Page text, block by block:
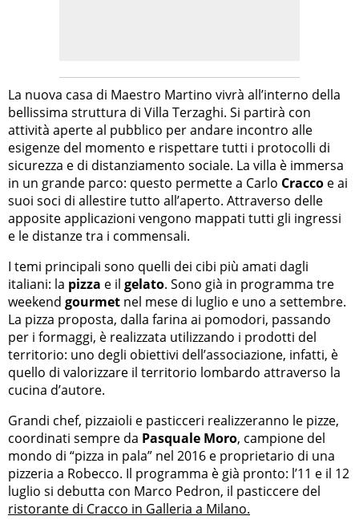
La nuova casa di Maestro Martino vivrà all’interno della
bellissima struttura di Villa Terzaghi. Si partirà con
attività aperte al pubblico per andare incontro alle
esigenze del momento e rispettare tutti i protocolli di
sicurezza e di distanziamento sociale. La villa è immersa
in un grande parco: questo permette a Carlo Cracco e ai
suoi soci di allestire tutto all’aperto. Attraverso delle
apposite applicazioni vengono mappati tutti gli ingressi
e le distanze tra i commensali.
I temi principali sono quelli dei cibi più amati dagli
italiani: la pizza e il gelato. Sono già in programma tre
weekend gourmet nel mese di luglio e uno a settembre.
La pizza proposta, dalla farina ai pomodori, passando
per i formaggi, è realizzata utilizzando i prodotti del
territorio: uno degli obiettivi dell’associazione, infatti, è
quello di valorizzare il territorio lombardo attraverso la
cucina d’autore.
Grandi chef, pizzaioli e pasticceri realizzeranno le pizze,
coordinati sempre da Pasquale Moro, campione del
mondo di “pizza in pala” nel 2016 e proprietario di una
pizzeria a Robecco. Il programma è già pronto: l’11 e il 12
luglio si debutta con Marco Pedron, il pasticcere del
ristorante di Cracco in Galleria a Milano.